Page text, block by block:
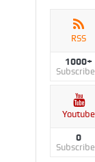
RSS
1000+
Youtube
0